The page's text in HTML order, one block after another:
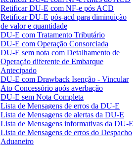
Retificar DU-E com NF-e pós ACD
Retificar DU-E pós-acd para diminuição
de valor e quantidade
DU-E com Tratamento Tributário
DU-E com Operação Consorciada
DU-E sem nota com Detalhamento de
Operação diferente de Embarque
Antecipado
DU-E com Drawback Isenção - Vincular
Ato Concessório após averbação
DU-E sem Nota Completa
Lista de Mensagens de erros da DU-E
Lista de Mensagens de alertas da DU-E
Lista de Mensagens informativas da DU-E
Lista de Mensagens de erros do Despacho
Aduaneiro